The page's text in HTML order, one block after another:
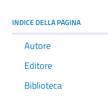
INDICE DELLA PAGINA
Autore
Editore
Biblioteca